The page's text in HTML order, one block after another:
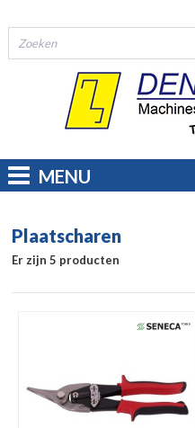
MENU
Plaatscharen
Er zijn 5 producten